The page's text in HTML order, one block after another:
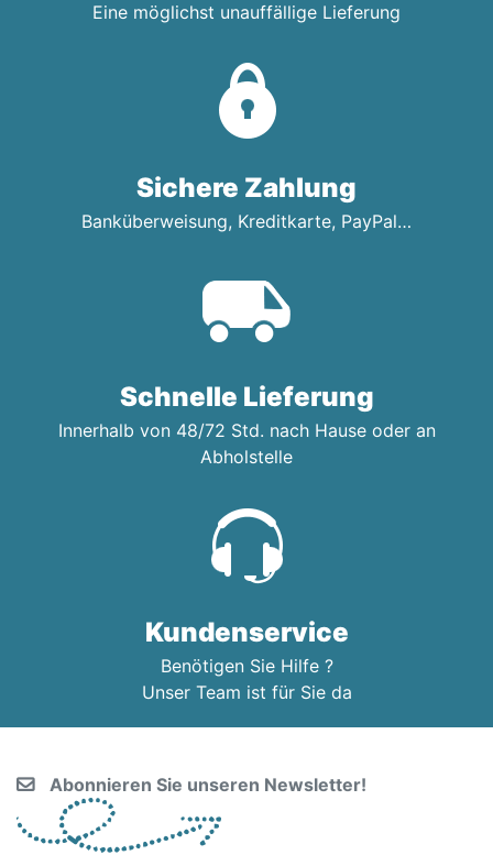
Eine möglichst unauffällige Lieferung
Sichere Zahlung
Banküberweisung, Kreditkarte, PayPal…
Schnelle Lieferung
Innerhalb von 48/72 Std. nach Hause oder an
Abholstelle
Kundenservice
Benötigen Sie Hilfe ?
Unser Team ist für Sie da
Abonnieren Sie unseren Newsletter!